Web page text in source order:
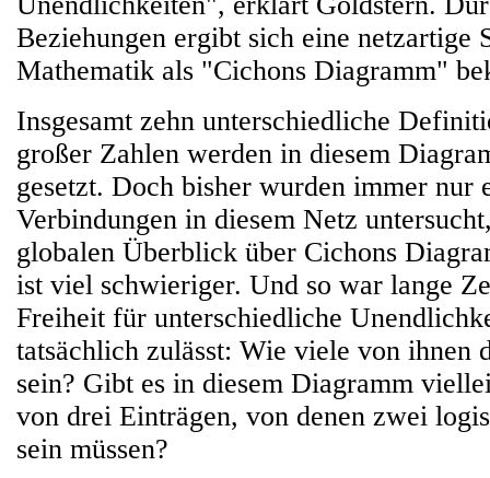
Beziehungen ergibt sich eine netzartige
Mathematik als "Cichons Diagramm"
Insgesamt zehn unterschiedliche
großer Zahlen werden in diesem
gesetzt. Doch bisher wurden immer nur
Verbindungen in diesem Netz
globalen Überblick über Cichons
ist viel schwieriger. Und so war lange
Freiheit für unterschiedliche
tatsächlich zulässt: Wie viele von ihnen
sein? Gibt es in diesem Diagramm
von drei Einträgen, von denen zwei
sein müssen?